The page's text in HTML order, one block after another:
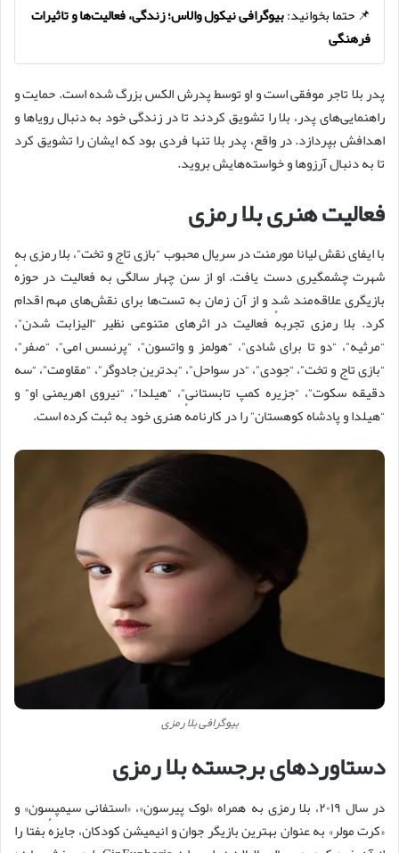
📌 حتما بخوانید:بیوگرافی نیکول والاس؛ زندگی، فعالیت‌ها و تاثیرات
فرهنگی
پدر بلا تاجر موفقی است و او توسط پدرش الکس بزرگ شده است. حمایت و
راهنمایی‌های پدر، بلا را تشویق کردند تا در زندگی خود به دنبال رویاها و
اهدافش بپردازد. در واقع، پدر بلا تنها فردی بود که ایشان را تشویق کرد
تا به دنبال آرزوها و خواسته‌هایش بروید.
فعالیت هنری بلا رمزی
با ایفای نقش لیانا مورمنت در سریال محبوب “بازی تاج و تخت”، بلا رمزی به
شهرت چشمگیری دست یافت. او از سن چهار سالگی به فعالیت در حوزهٔ
بازیگری علاقه‌مند شد و از آن زمان به تست‌ها برای نقش‌های مهم اقدام
کرد. بلا رمزی تجربهٔ فعالیت در اثرهای متنوعی نظیر “الیزابت شدن”،
“مرثیه”، “دو تا برای شادی”، “هولمز و واتسون”، “پرنسس امی”، “صفر”،
“بازی تاج و تخت”، “جودی”، “در سواحل”، “بدترین جادوگر”، “مقاومت”، “سه
دقیقه سکوت”، “جزیره کمپ تابستانی”، “هیلدا”، “نیروی اهریمنی او” و
“هیلدا و پادشاه کوهستان” را در کارنامهٔ هنری خود به ثبت کرده است.
بیوگرافی بلا رمزی
دستاوردهای برجسته بلا رمزی
در سال ۲۰۱۹، بلا رمزی به همراه «لوک پیرسون»، «استفانی سیمپسون» و
«کرت مولر» به عنوان بهترین بازیگر جوان و انیمیشن کودکان، جایزهٔ بفتا را